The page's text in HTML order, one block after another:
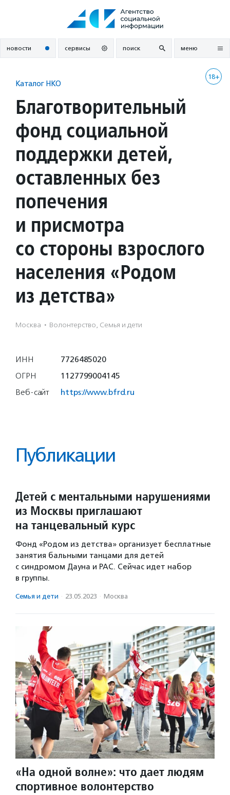
новости сервисы поиск меню
18+
Каталог НКО
Благотворительный
фонд социальной
поддержки детей,
оставленных без
попечения
и присмотра
со стороны взрослого
населения «Родом
из детства»
Москва · Волонтерство, Семья и дети
ИНН
7726485020
ОГРН
1127799004145
Веб-сайт
https://www.bfrd.ru
Публикации
Детей с ментальными нарушениями
из Москвы приглашают
на танцевальный курс
Фонд «Родом из детства» организует бесплатные
занятия бальными танцами для детей
с синдромом Дауна и РАС. Сейчас идет набор
в группы.
Семья и дети · 23.05.2023 · Москва
«На одной волне»: что дает людям
спортивное волонтерство